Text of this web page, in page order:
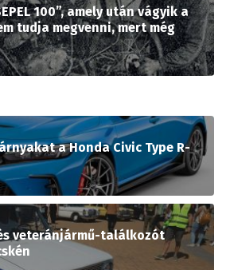
100”, amely után vágyik a
tudja megvenni, mert még
a Honda Civic Type R-
veteránjármű-találkozót